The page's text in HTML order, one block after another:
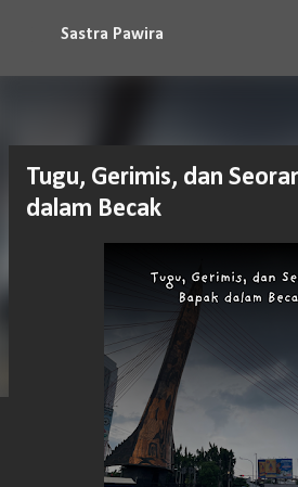
Langsung ke konten
Sastra Pawira
Tugu, Gerimis, dan
dalam Becak